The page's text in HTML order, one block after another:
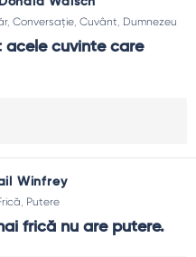
, Conversație, Cuvânt, Dumnezeu
acele cuvinte care
Winfrey
, Putere
frică nu are putere.